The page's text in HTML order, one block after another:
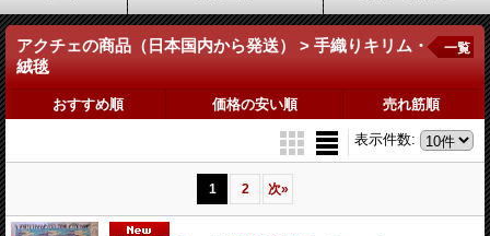
アクチェの商品（日本国内から発送） > 手織りキリム・
絨毯
一覧
おすすめ順 価格の安い順 売れ筋順
表示件数:
1 2 次»